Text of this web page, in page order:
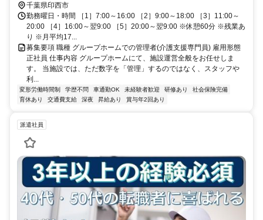
千葉県印西市
勤務曜日・時間 ［1］7:00～16:00 ［2］9:00～18:00 ［3］11:00～
20:00 ［4］16:00～翌9:00 ［5］20:00～翌9:00 ※休憩60分 ※残業あ
り ※月平均17...
募集要項 職種 グループホームでの管理者(介護支援専門員) 雇用形態
正社員 仕事内容 グループホームにて、施設運営全般をお任せしま
す。 当施設では、ただ数字を「管理」するのではなく、スタッフや
利...
変形労働時間制 学歴不問 車通勤OK 未経験者歓迎 研修あり
社会保険完備
育休あり
交通費支給 深夜 昇給あり 賞与年2回あり
派遣社員